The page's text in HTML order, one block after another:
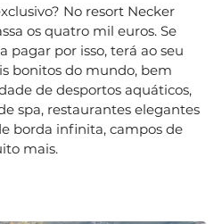
No resort Necker
os quatro mil euros. Se
pagar por isso, terá ao seu
bonitos do mundo, bem
de desportos aquáticos,
spa, restaurantes elegantes
borda infinita, campos de
mais.